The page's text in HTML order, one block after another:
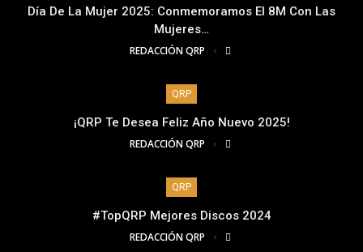
Día De La Mujer 2025: Conmemoramos El 8M Con Las
Mujeres…
REDACCIÓN QRP
QRP
¡QRP Te Desea Feliz Año Nuevo 2025!
REDACCIÓN QRP
QRP
#TopQRP Mejores Discos 2024
REDACCIÓN QRP